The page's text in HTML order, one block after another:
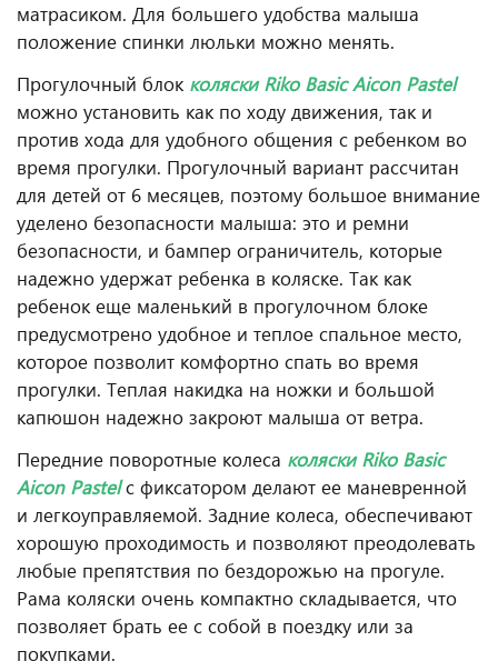
матрасиком. Для большего удобства малыша
положение спинки люльки можно менять.
Прогулочный блок коляски Riko Basic Aicon Pastel
можно установить как по ходу движения, так и
против хода для удобного общения с ребенком во
время прогулки. Прогулочный вариант рассчитан
для детей от 6 месяцев, поэтому большое внимание
уделено безопасности малыша: это и ремни
безопасности, и бампер ограничитель, которые
надежно удержат ребенка в коляске. Так как
ребенок еще маленький в прогулочном блоке
предусмотрено удобное и теплое спальное место,
которое позволит комфортно спать во время
прогулки. Теплая накидка на ножки и большой
капюшон надежно закроют малыша от ветра.
Передние поворотные колеса коляски Riko Basic
Aicon Pastelс фиксатором делают ее маневренной
и легкоуправляемой. Задние колеса, обеспечивают
хорошую проходимость и позволяют преодолевать
любые препятствия по бездорожью на прогуле.
Рама коляски очень компактно складывается, что
позволяет брать ее с собой в поездку или за
покупками.